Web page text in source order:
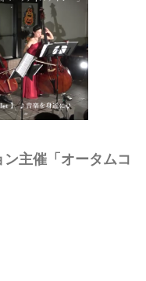
主催「オータムコ